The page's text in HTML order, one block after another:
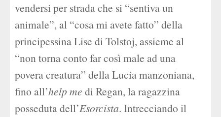
vendersi per strada che si “sentiva un
animale”, al “cosa mi avete fatto” della
principessina Lise di Tolstoj, assieme al
“non torna conto far così male ad una
povera creatura” della Lucia manzoniana,
fino all’help me di Regan, la ragazzina
posseduta dell’Esorcista. Intrecciando il